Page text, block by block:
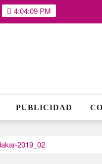
4:04:09 PM
PUBLICIDAD
2019_02